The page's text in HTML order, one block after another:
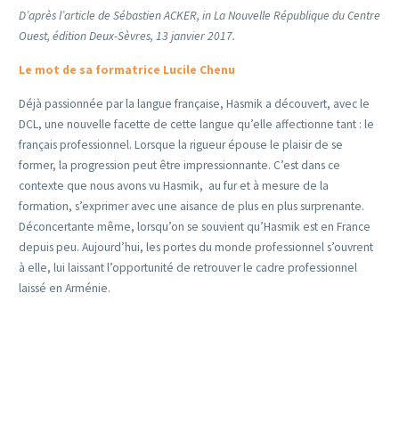
D’après l’article de Sébastien ACKER, in La Nouvelle République du Centre
Ouest, édition Deux-Sèvres, 13 janvier 2017.
Le mot de sa formatrice Lucile Chenu
Déjà passionnée par la langue française, Hasmik a découvert, avec le
DCL, une nouvelle facette de cette langue qu’elle affectionne tant : le
français professionnel. Lorsque la rigueur épouse le plaisir de se
former, la progression peut être impressionnante. C’est dans ce
contexte que nous avons vu Hasmik, au fur et à mesure de la
formation, s’exprimer avec une aisance de plus en plus surprenante.
Déconcertante même, lorsqu’on se souvient qu’Hasmik est en France
depuis peu. Aujourd’hui, les portes du monde professionnel s’ouvrent
à elle, lui laissant l’opportunité de retrouver le cadre professionnel
laissé en Arménie.